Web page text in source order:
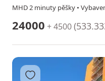
MHD 2 minuty pěšky •
24000 + 4500(
Přidat do